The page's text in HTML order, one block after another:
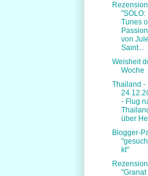
Rezension
"SOLO:
Tunes
von
Saint...
Weisheit
Woche
Thailand -
- Flug
über
Blogger-
kt"
Rezension
"Granat